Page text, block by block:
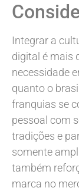
Integrar a
digital é mais
necessidade
quanto o
franquias se
pessoal com
tradições e
somente
também
marca no